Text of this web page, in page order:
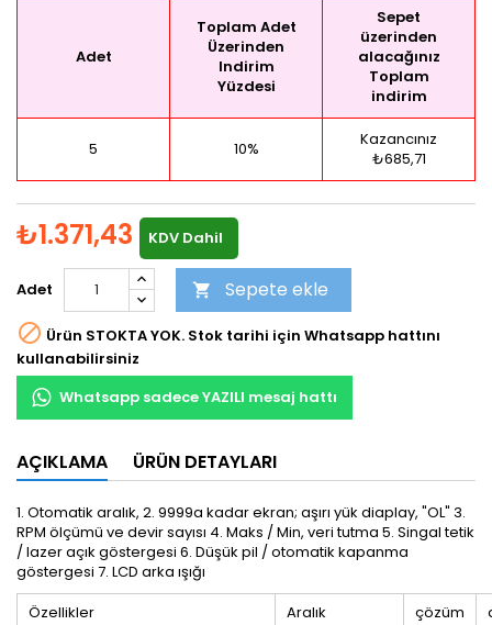
Adet
Toplam Adet
Üzerinden
Indirim
Yüzdesi
Sepet
üzerinden
alacağınız
Toplam
indirim
5 10%
Kazancınız
₺685,71
₺1.371,43 KDV Dahil
Adet  Sepete ekle
 Ürün STOKTA YOK. Stok tarihi için Whatsapp hattını
kullanabilirsiniz
Whatsapp sadece YAZILI mesaj hattı
AÇIKLAMA ÜRÜN DETAYLARI
1. Otomatik aralık, 2. 9999a kadar ekran; aşırı yük diaplay, "OL" 3.
RPM ölçümü ve devir sayısı 4. Maks / Min, veri tutma 5. Singal tetik
/ lazer açık göstergesi 6. Düşük pil / otomatik kapanma
göstergesi 7. LCD arka ışığı
Özellikler
Aralık çözüm